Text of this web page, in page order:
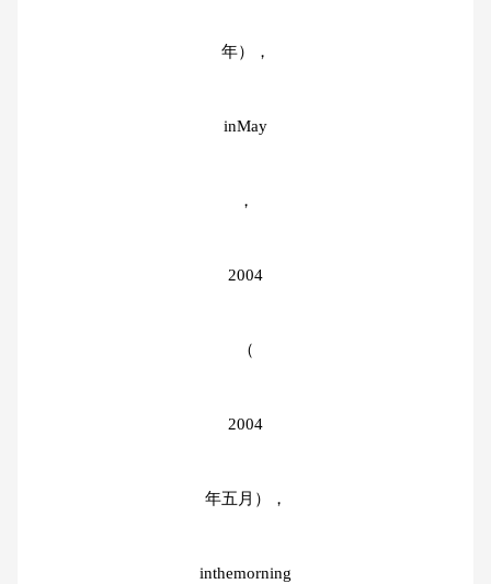
年），
inMay
，
2004
（
2004
年五月），
inthemorning